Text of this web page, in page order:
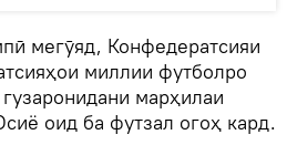
мегӯяд, Конфедератсияи
миллии футболро
марҳилаи
оид ба футзал огоҳ кард.